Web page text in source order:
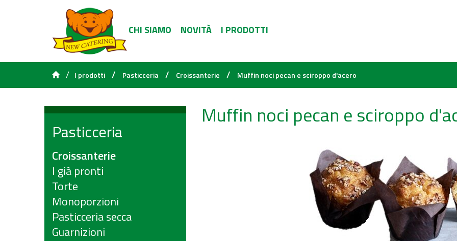
CHI SIAMO NOVITÀ I PRODOTTI
/ I prodotti / Pasticceria / Croissanterie / Muffin noci pecan e sciroppo d'acero
Pasticceria
Croissanterie
I già pronti
Torte
Monoporzioni
Pasticceria secca
Guarnizioni
Muffin noci pecan e sciroppo